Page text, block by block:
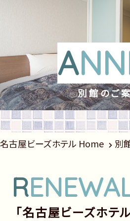
A
別館のご
名古屋ビーズホテル Home 別
R
「名古屋ビーズホテ